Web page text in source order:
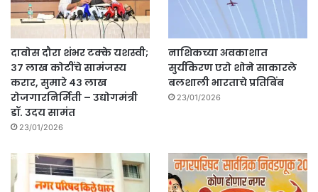
दावोस दौरा शंभर टक्के यशस्वी;
३७ लाख कोटींचे सामंजस्य
करार, सुमारे ४३ लाख
रोजगारनिर्मिती – उद्योगमंत्री
डॉ. उदय सामंत
23/01/2026
नाशिकच्या अवकाशात
सुर्यकिरण एरो शोने साकारले
बलशाली भारताचे प्रतिबिंब
23/01/2026